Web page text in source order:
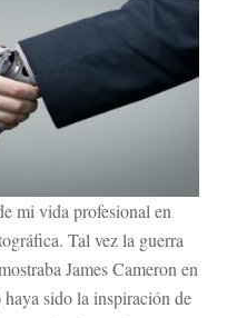
mi vida profesional en
Tal vez la guerra
James Cameron en
sido la inspiración de